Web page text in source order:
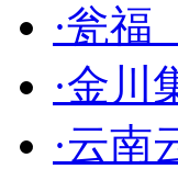
·瓮福
·金川
·云南